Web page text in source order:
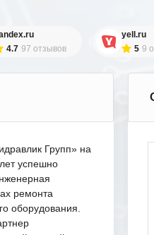
4.7 97 отзывов
yell.ru
5 9
Групп» на
успешно
ремонта
оборудования.